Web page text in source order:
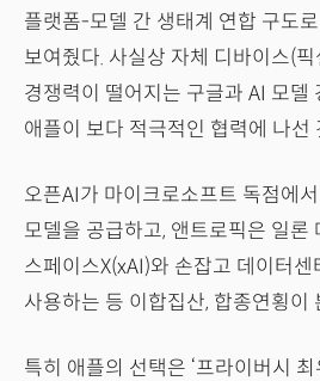
플랫폼-모델 간 생태계 연합 구도
보여줬다. 사실상 자체 디바이스(
경쟁력이 떨어지는 구글과 AI 모델
애플이 보다 적극적인 협력에 나선
오픈AI가 마이크로소프트 독점에
모델을 공급하고, 앤트로픽은 일론
스페이스X(xAI)와 손잡고 데이터
사용하는 등 이합집산, 합종연횡이
특히 애플의 선택은 ‘프라이버시 최